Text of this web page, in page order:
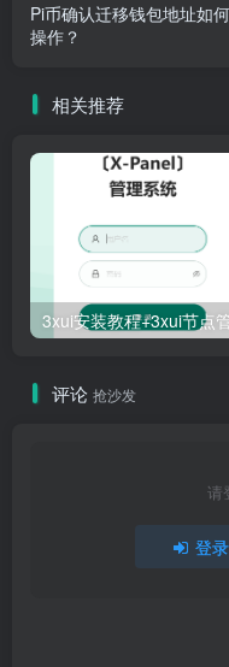
Pi币确认迁移钱包地址如何
操作？
相关推荐
评论 抢沙发
请
登录